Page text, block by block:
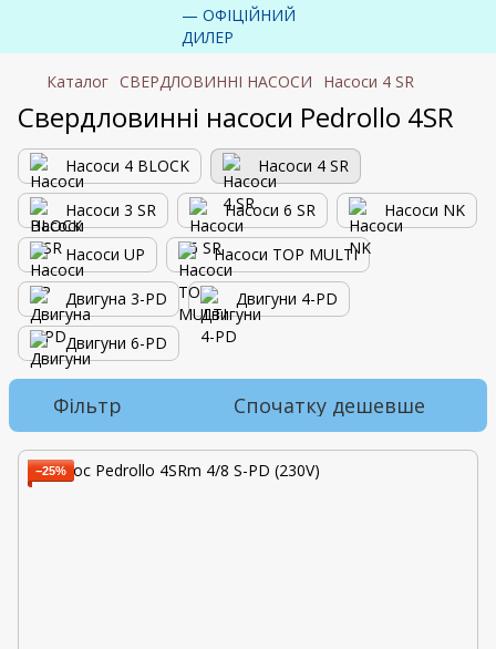
Каталог СВЕРДЛОВИННІ НАСОСИ Насоси 4 SR
Свердловинні насоси Pedrollo 4SR
Насоси 4 BLOCK Насоси 4 SR
Насоси 3 SR Насоси 6 SR Насоси NK
Насоси UP Насоси TOP MULTI
Двигуна 3-PD Двигуни 4-PD
Двигуни 6-PD
Фільтр Спочатку дешевше
−25%